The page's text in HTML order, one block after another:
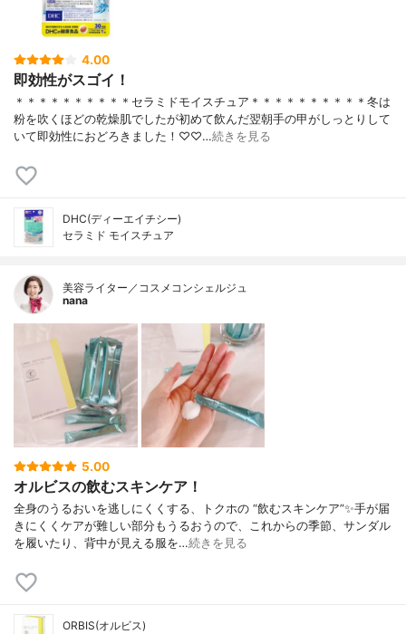
4.00
即効性がスゴイ！
＊＊＊＊＊＊＊＊＊＊セラミドモイスチュア＊＊＊＊＊＊＊＊＊＊冬は
粉を吹くほどの乾燥肌でしたが初めて飲んだ翌朝手の甲がしっとりして
いて即効性におどろきました！♡♡…続きを見る
DHC(ディーエイチシー)
セラミド モイスチュア
美容ライター／コスメコンシェルジュ
nana
5.00
オルビスの飲むスキンケア！
全身のうるおいを逃しにくくする、トクホの “飲むスキンケア”✨手が届
きにくくケアが難しい部分もうるおうので、これからの季節、サンダル
を履いたり、背中が見える服を…続きを見る
ORBIS(オルビス)